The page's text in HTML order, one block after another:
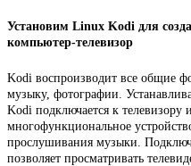
Установим Linux Kodi для
компьютер-телевизор
Kodi воспроизводит все общие
музыку, фотографии.
Kodi подключается к телевизору
многофункциональное
прослушивания музыки.
позволяет просматривать